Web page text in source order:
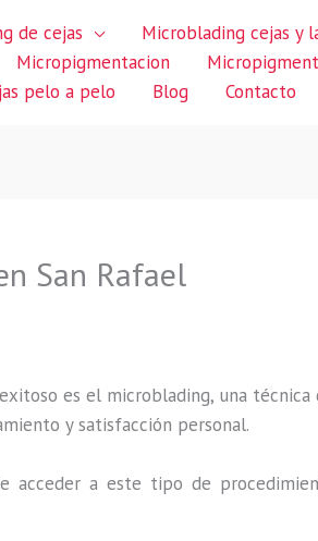
de cejas Microblading cejas y
Micropigmentacion
pelo a pelo Blog Contacto
San Rafael
es el microblading, una
y satisfacción personal.
acceder a este tipo de